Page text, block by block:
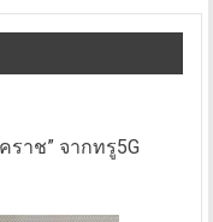
ราช” จากทรู5G